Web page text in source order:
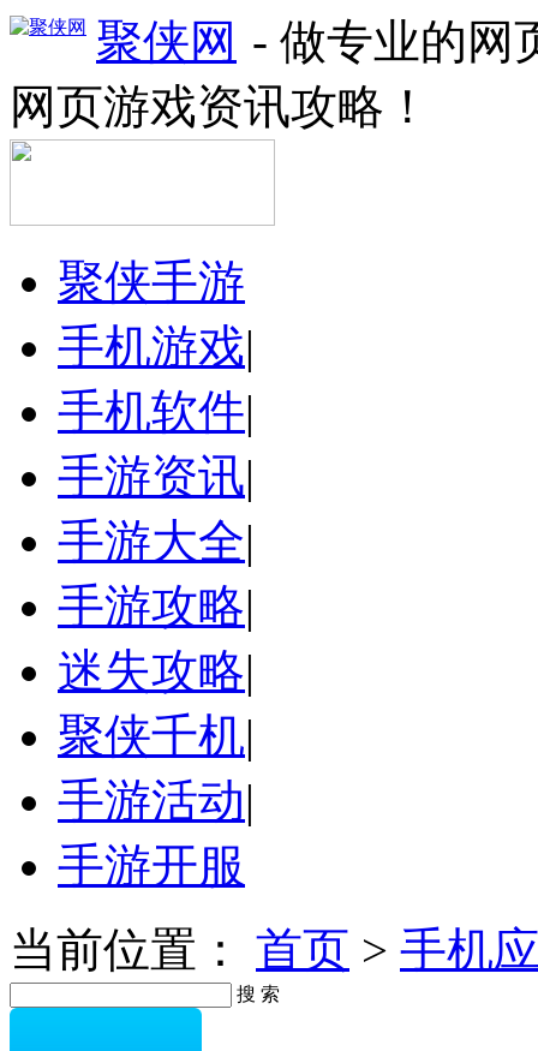
聚侠网 - 做专业的网
网页游戏资讯攻略！
聚侠手游
手机游戏|
手机软件|
手游资讯|
手游大全|
手游攻略|
迷失攻略|
聚侠千机|
手游活动|
手游开服
当前位置： 首页 > 手机
搜 索